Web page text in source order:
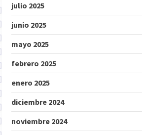
julio 2025
junio 2025
mayo 2025
febrero 2025
enero 2025
diciembre 2024
noviembre 2024